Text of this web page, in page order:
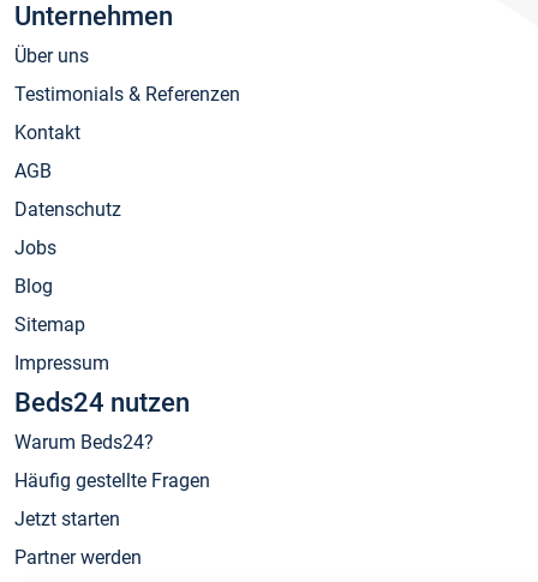
Unternehmen
Über uns
Testimonials & Referenzen
Kontakt
AGB
Datenschutz
Jobs
Blog
Sitemap
Impressum
Beds24 nutzen
Warum Beds24?
Häufig gestellte Fragen
Jetzt starten
Partner werden